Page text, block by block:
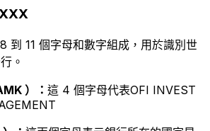
到 11 個字母和數字組成，用於識別世
。
）： 這 4 個字母代表OFI INVEST